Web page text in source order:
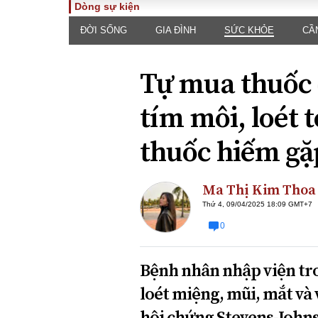
TOÀN CẢNH
Chính sách
Đối thoại
Thế giới
PHÁP
luật
Góc
Hồ sơ
An ninh
ĐA CHIỀU
Dòng sự kiện
ĐỜI SỐNG GIA ĐÌNH SỨC KHỎE
Tự mua
tím môi, loét
thuốc hiếm
Ma Thị Kim Thoa
Thứ 4, 09/04/2025 18:09 GMT+7
0
Bệnh nhân nhập viện
loét miệng, mũi, mắt và